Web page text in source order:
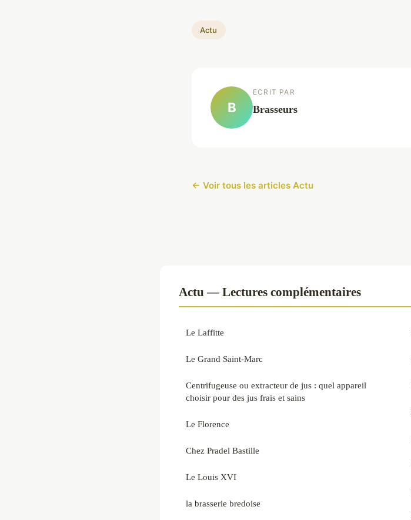
Actu
B
ECRIT PAR
Brasseurs
← Voir tous les articles Actu
Actu — Lectures complémentaires
Le Laffitte
Le Grand Saint-Marc
Centrifugeuse ou extracteur de jus : quel appareil
choisir pour des jus frais et sains
Le Florence
Chez Pradel Bastille
Le Louis XVI
la brasserie bredoise